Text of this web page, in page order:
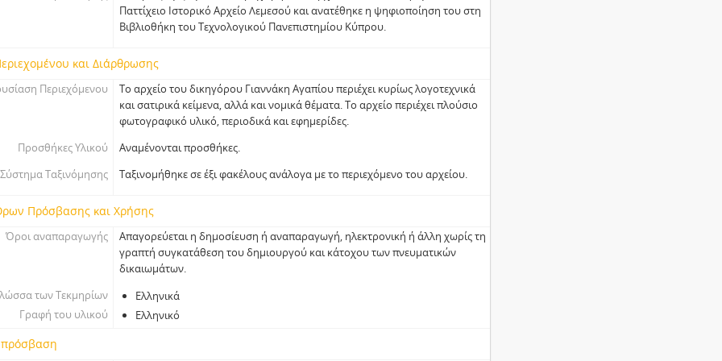
Παττίχειο Ιστορικό Αρχείο Λεμεσού και ανατέθηκε η ψηφιοποίηση του στη
Βιβλιοθήκη του Τεχνολογικού Πανεπιστημίου Κύπρου.
και Διάρθρωσης
Περιεχόμενου
Το αρχείο του δικηγόρου Γιαννάκη Αγαπίου περιέχει κυρίως λογοτεχνικά
και σατιρικά κείμενα, αλλά και νομικά θέματα. Το αρχείο περιέχει πλούσιο
φωτογραφικό υλικό, περιοδικά και εφημερίδες.
Προσθήκες Υλικού
Αναμένονται προσθήκες.
Σύστημα Ταξινόμησης
Ταξινομήθηκε σε έξι φακέλους ανάλογα με το περιεχόμενο του αρχείου.
Πρόσβασης και Χρήσης
Όροι αναπαραγωγής
Απαγορεύεται η δημοσίευση ή αναπαραγωγή, ηλεκτρονική ή άλλη χωρίς τη
γραπτή συγκατάθεση του δημιουργού και κάτοχου των πνευματικών
δικαιωμάτων.
των Τεκμηρίων
Ελληνικά
Γραφή του υλικού
Ελληνικό